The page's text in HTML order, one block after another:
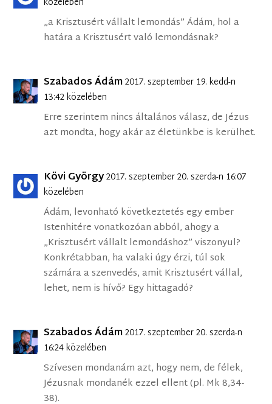
„a Krisztusért vállalt lemondás” Ádám, hol a
határa a Krisztusért való lemondásnak?
Szabados Ádám2017. szeptember 19. kedd-n
13:42 közelében
Erre szerintem nincs általános válasz, de Jézus
azt mondta, hogy akár az életünkbe is kerülhet.
Kövi György2017. szeptember 20. szerda-n 16:07
közelében
Ádám, levonható következtetés egy ember
Istenhitére vonatkozóan abból, ahogy a
„Krisztusért vállalt lemondáshoz” viszonyul?
Konkrétabban, ha valaki úgy érzi, túl sok
számára a szenvedés, amit Krisztusért vállal,
lehet, nem is hívő? Egy hittagadó?
Szabados Ádám2017. szeptember 20. szerda-n
16:24 közelében
Szívesen mondanám azt, hogy nem, de félek,
Jézusnak mondanék ezzel ellent (pl. Mk 8,34-
38).